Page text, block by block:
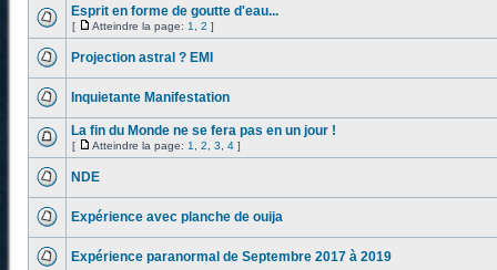
Esprit en forme de goutte d'eau...
[ Atteindre la page: 1 2 ]
Projection astral ? EMI
Inquietante Manifestation
La fin du Monde ne se fera pas en un jour !
[ Atteindre la page: 1 2 3 4 ]
NDE
Expérience avec planche de ouija
Expérience paranormal de Septembre 2017 à 2019